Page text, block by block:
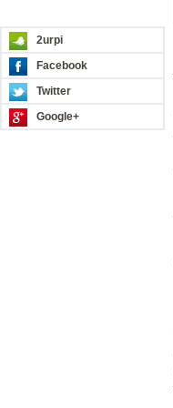
2urpi
Facebook
Twitter
Google+